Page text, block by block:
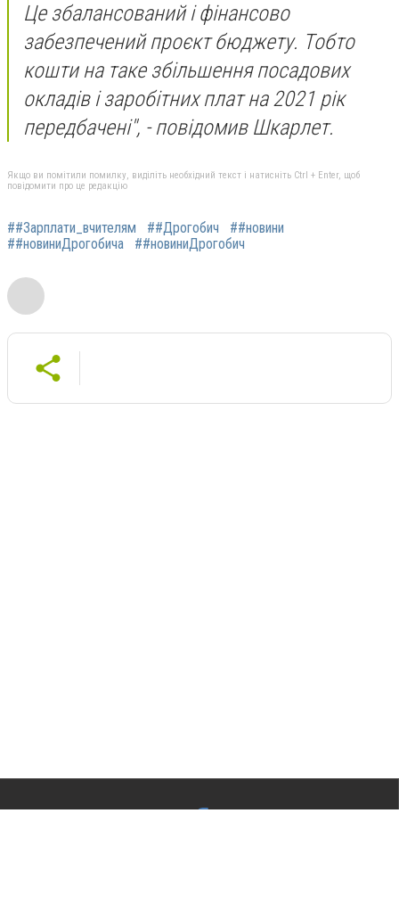
Це збалансований і фінансово
забезпечений проєкт бюджету. Тобто
кошти на таке збільшення посадових
окладів і заробітних плат на 2021 рік
передбачені", - повідомив Шкарлет.
Якщо ви помітили помилку, виділіть необхідний текст і натисніть Ctrl + Enter, щоб
повідомити про це редакцію
##Зарплати_вчителям ##Дрогобич
##новини
##новиниДрогобича
##новиниДрогобич